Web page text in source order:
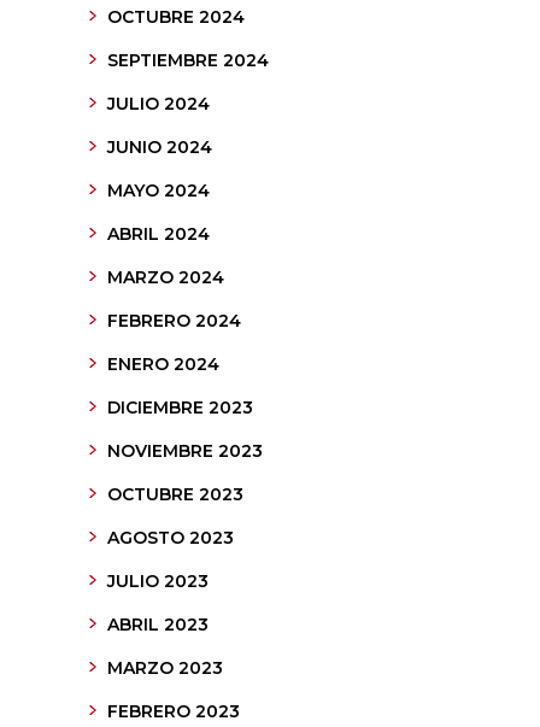
OCTUBRE 2024
SEPTIEMBRE 2024
JULIO 2024
JUNIO 2024
MAYO 2024
ABRIL 2024
MARZO 2024
FEBRERO 2024
ENERO 2024
DICIEMBRE 2023
NOVIEMBRE 2023
OCTUBRE 2023
AGOSTO 2023
JULIO 2023
ABRIL 2023
MARZO 2023
FEBRERO 2023